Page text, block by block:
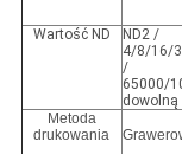
Wartość ND
ND2 /
4/8/16/
/
65000/
dowolną
Metoda
drukowania